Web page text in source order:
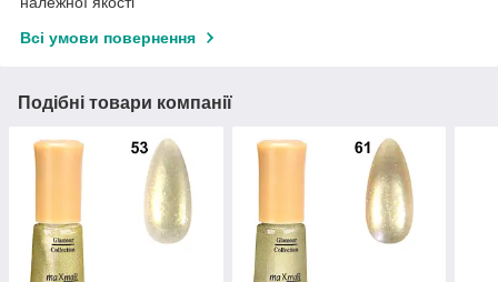
Всі умови повернення
Подібні товари компанії